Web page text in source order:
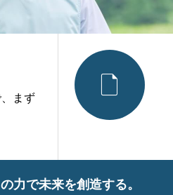
まず

力で未来を創造する。